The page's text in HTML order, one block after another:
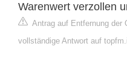
Warenwert verzollen
Antrag auf Entfernung der
vollständige Antwort auf